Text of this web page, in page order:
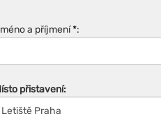
a příjmení*:
přistavení: